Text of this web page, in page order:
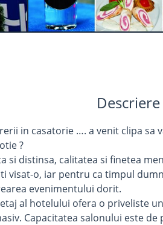
Descriere
in casatorie …. a venit clipa sa
?
si distinsa, calitatea si finetea
visat-o, iar pentru ca timpul
evenimentului dorit.
al hotelului ofera o priveliste
Capacitatea salonului este